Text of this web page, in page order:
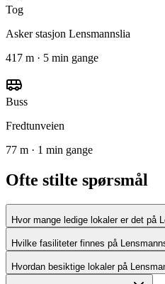
Tog
Asker stasjon Lensmannslia
417 m · 5 min gange
Buss
Fredtunveien
77 m · 1 min gange
Ofte stilte spørsmål
Hvor mange ledige lokaler er det på
Hvilke fasiliteter finnes på
Hvordan besiktige lokaler på